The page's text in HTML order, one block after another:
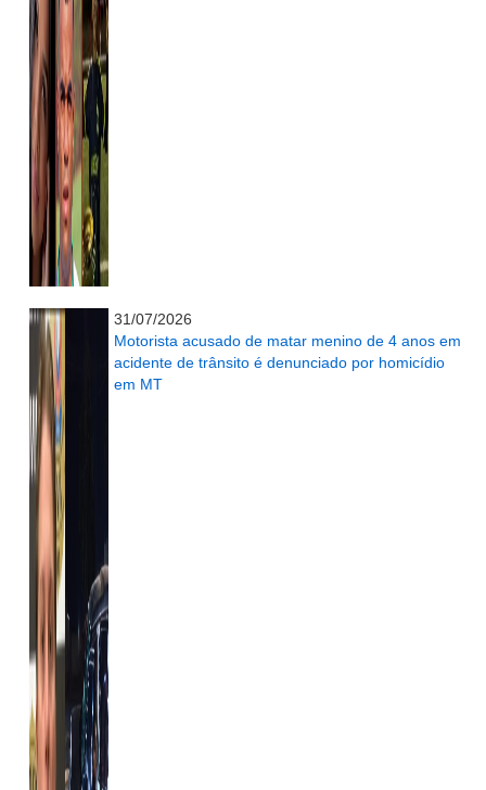
31/07/2026
Motorista acusado de matar menino de 4 anos em
acidente de trânsito é denunciado por homicídio
em MT